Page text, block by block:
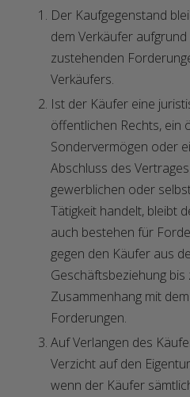
Der Kaufgegenstand
dem Verkäufer
zustehenden
Verkäufers.
Ist der Käufer eine
öffentlichen Rechts, ein
Sondervermögen oder
Abschluss des
gewerblichen oder
Tätigkeit handelt, bleibt
auch bestehen für
gegen den Käufer aus
Geschäftsbeziehung bis
Zusammenhang mit
Forderungen.
Auf Verlangen des
Verzicht auf den
wenn der Käufer